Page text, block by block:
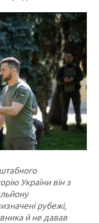
України він з
рубежі,
й не давав